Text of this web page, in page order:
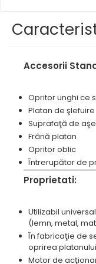
Exhaustor pentru
magnetica
Instrumente de
Panze de taiere cu
Panze de taiere
ferastraie
Roti de lustruit
Standuri pentru
Standuri pentru
și frezat
Standuri pentru
șlefuit
Standuri universale
Accesorii
Opritor unghi ce
Platan de şlefuire
Suprafaţă de
Frână platan
Opritor oblic
Întrerupător de
Proprietati:
Utilizabil
(lemn, metal,
În fabricaţie de
oprirea
Motor de